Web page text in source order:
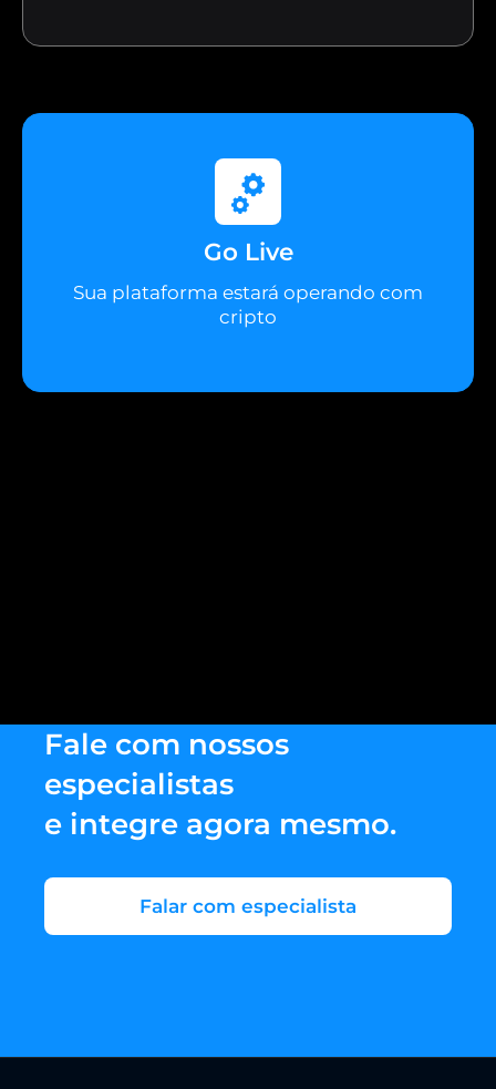
Go Live
Sua plataforma estará operando com
cripto
Fale com nossos
especialistas
e integre agora mesmo.
Falar com especialista